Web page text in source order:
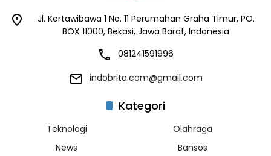
Jl. Kertawibawa 1 No. 11 Perumahan Graha Timur, PO.
BOX 11000, Bekasi, Jawa Barat, Indonesia
081241591996
indobrita.com@gmail.com
Kategori
Teknologi
Olahraga
News
Bansos